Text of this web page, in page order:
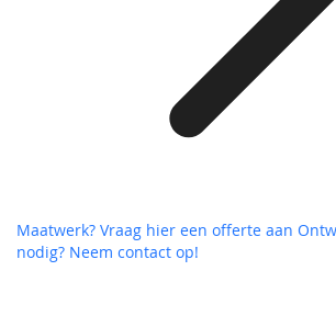
Maatwerk? Vraag hier een offerte aan
nodig? Neem contact op!